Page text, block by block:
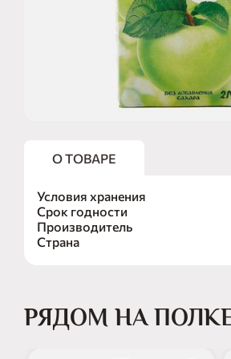
О ТОВАРЕ
Условия хранения
Срок годности
Производитель
Страна
РЯДОМ НА